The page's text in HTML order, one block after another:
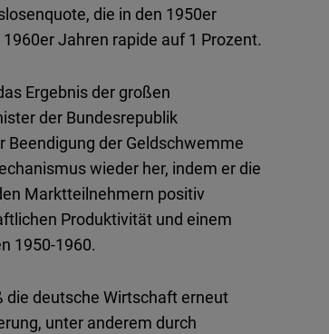
die in den 1950er
Jahren rapide auf 1 Prozent.
Ergebnis der großen
der Bundesrepublik
Beendigung der Geldschwemme
wieder her, indem er die
Marktteilnehmern positiv
Produktivität und einem
1950-1960.
die deutsche Wirtschaft erneut
unter anderem durch